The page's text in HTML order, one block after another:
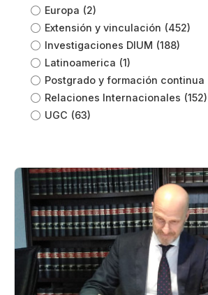
Europa (2)
Extensión y vinculación (452)
Investigaciones DIUM (188)
Latinoamerica (1)
Postgrado y formación continua
Relaciones Internacionales (152)
UGC (63)